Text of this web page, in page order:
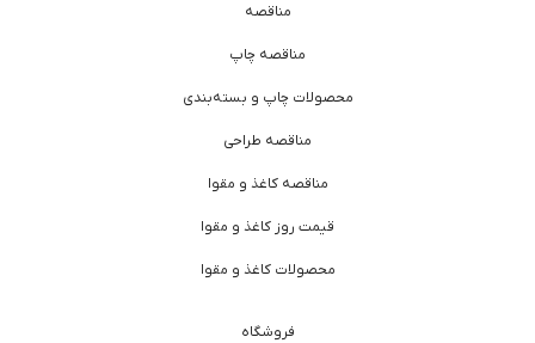
مناقصه
مناقصه چاپ
محصولات چاپ و بسته‌بندی
مناقصه طراحی
مناقصه کاغذ و مقوا
قیمت روز کاغذ و مقوا
محصولات کاغذ و مقوا
فروشگاه